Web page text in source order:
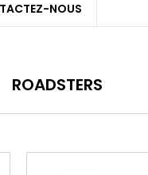
NOUS
ROADSTERS